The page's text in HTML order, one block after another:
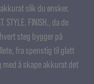
slik du ønsker.
STYLE. FINISH., da de
steg bygger på
fra spenstig til glatt
med å skape akkurat det